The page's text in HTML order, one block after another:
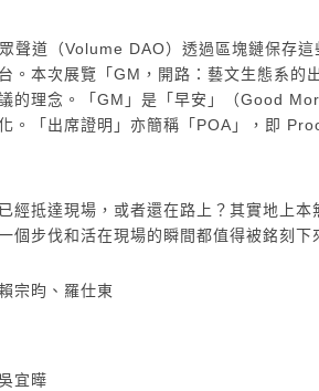
聲道（Volume DAO）透過區塊鏈保存
。本次展覽「GM，開路：藝文生態系的
的理念。「GM」是「早安」（Good
。「出席證明」亦簡稱「POA」，即
經抵達現場，或者還在路上？其實地上
個步伐和活在現場的瞬間都值得被銘刻下
宗昀、羅仕東
宜曄